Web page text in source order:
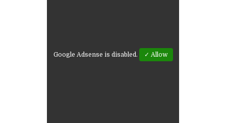
Google Adsense is disabled. ✓ Allow